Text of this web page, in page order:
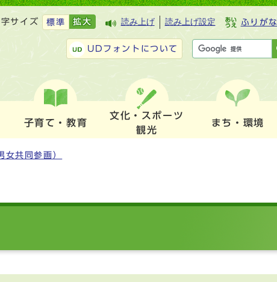
サイズ 標準 拡大 読み上げ 読み上げ設定 ふりがな
UDフォントについて
子育て・教育
文化・スポーツ
観光
まち・環境
女共同参画）